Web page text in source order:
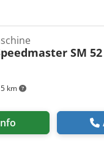
km
SM 52